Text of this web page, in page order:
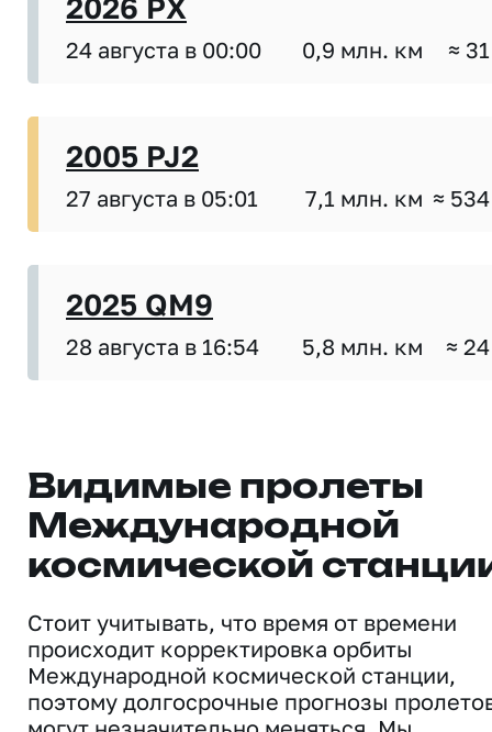
2026 PX
24 августа в 00:00 0,9 млн. км ≈
2005 PJ2
27 августа в 05:01 7,1 млн. км ≈
2025 QM9
28 августа в 16:54 5,8 млн. км ≈
Видимые пролеты
Международной
космической
Стоит учитывать, что время от времени
происходит корректировка орбиты
Международной космической станции,
поэтому долгосрочные прогнозы